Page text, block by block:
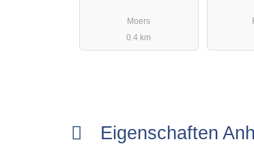
Moers
0.4 km
Eigenschaften